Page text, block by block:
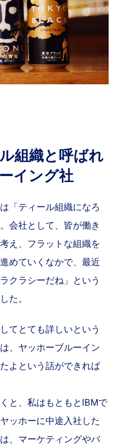
組織と呼ばれ
イング社
「ティール組織になろ
会社として、皆が働き
え、フラットな組織を
めていくなかで、最近
クラシーだね」という
た。
てとても詳しいという
、ヤッホーブルーイン
よという話ができれば
と、私はもともとIBMで
ッホーに中途入社した
、マーケティングやバ